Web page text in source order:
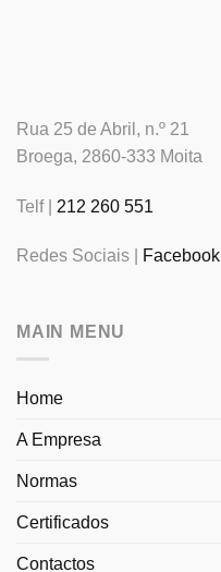
Rua 25 de Abril, n.º 21
Broega, 2860-333 Moita
Telf | 212 260 551
Redes Sociais | Facebook
MAIN MENU
Home
A Empresa
Normas
Certificados
Contactos